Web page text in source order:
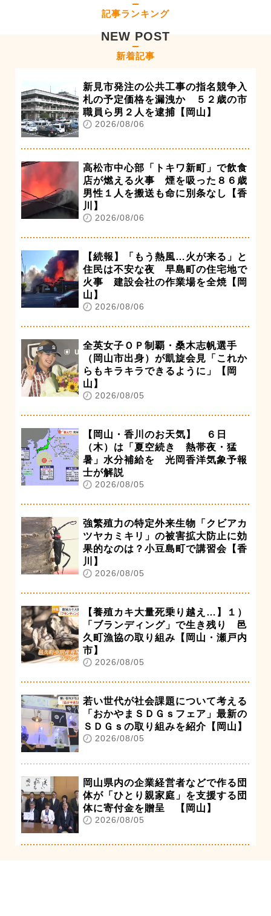
記事ランキング
NEW POST
新着記事
新見市発注の公共工事の指名競争入
札の予定価格を漏洩か ５２歳の市
職員ら男２人を逮捕【岡山】
2026/08/06
高松市中心部「トキワ新町」で飲食
店が燃える火事 煙を吸った８６歳
男性１人を搬送も命に別条なし【香
川】
2026/08/06
【続報】「もう熱風…火が来る」と
住民は不安な夜 早島町の住宅地で
火事 建設会社の作業場を全焼【岡
山】
2026/08/06
全英女子ＯＰ制覇・桑木志帆選手
（岡山市出身）が凱旋会見「これか
らもキラキラできるように」【岡
山】
2026/08/05
【岡山・香川のお天気】 ６日
（木）は「夏空続き 熱帯夜・猛
暑」水分補給を 光岡香洋気象予報
士が解説
2026/08/05
強繁殖力の特定外来生物「クビアカ
ツヤカミキリ」の被害拡大防止に効
果的なのは？小豆島町で講習会【香
川】
2026/08/05
【養殖カキ大量死乗り越え…】１）
「ブランディング」で生き残り 邑
久町漁協の取り組み【岡山・瀬戸内
市】
2026/08/05
若い世代が社会課題について考える
「おかやまＳＤＧｓフェア」最新の
ＳＤＧｓの取り組みを紹介【岡山】
2026/08/05
岡山県内の企業経営者などで作る団
体が「ひとり親家庭」を支援する団
体に寄付金を贈呈 【岡山】
2026/08/05